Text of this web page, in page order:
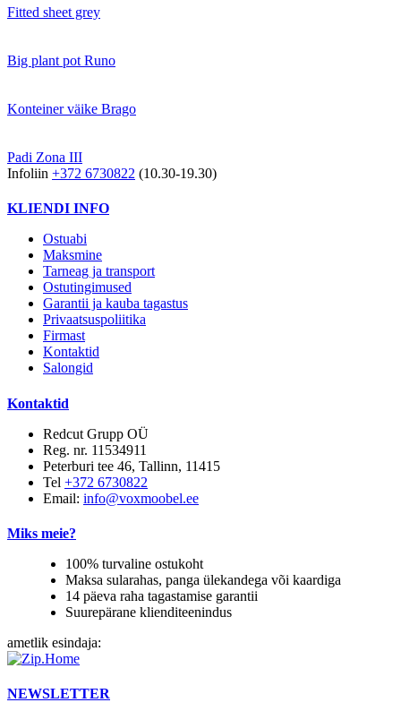
Fitted sheet grey
Big plant pot Runo
Konteiner väike Brago
Padi Zona III
Infoliin +372 6730822 (10.30-19.30)
KLIENDI INFO
Ostuabi
Maksmine
Tarneag ja transport
Ostutingimused
Garantii ja kauba tagastus
Privaatsuspoliitika
Firmast
Kontaktid
Salongid
Kontaktid
Redcut Grupp OÜ
Reg. nr. 11534911
Peterburi tee 46, Tallinn, 11415
Tel +372 6730822
Email: info@voxmoobel.ee
Miks meie?
100% turvaline ostukoht
Maksa sularahas, panga ülekandega või kaardiga
14 päeva raha tagastamise garantii
Suurepärane klienditeenindus
ametlik esindaja:
NEWSLETTER